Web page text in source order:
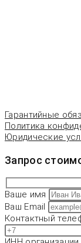
Гарантийные
Политика
Юридические
Запрос
Ваше имя
Ваш Email
Контактный